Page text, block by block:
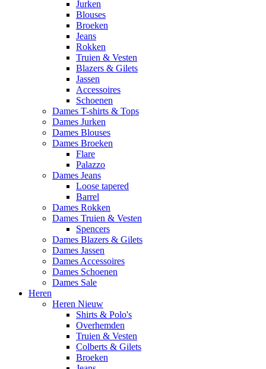
Jurken
Blouses
Broeken
Jeans
Rokken
Truien & Vesten
Blazers & Gilets
Jassen
Accessoires
Schoenen
Dames T-shirts & Tops
Dames Jurken
Dames Blouses
Dames Broeken
Flare
Palazzo
Dames Jeans
Loose tapered
Barrel
Dames Rokken
Dames Truien & Vesten
Spencers
Dames Blazers & Gilets
Dames Jassen
Dames Accessoires
Dames Schoenen
Dames Sale
Heren
Heren Nieuw
Shirts & Polo's
Overhemden
Truien & Vesten
Colberts & Gilets
Broeken